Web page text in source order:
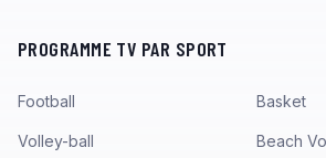
PROGRAMME TV PAR SPORT
Football Basket
Volley-ball Beach